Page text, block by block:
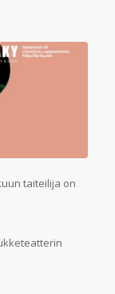
taiteilija on